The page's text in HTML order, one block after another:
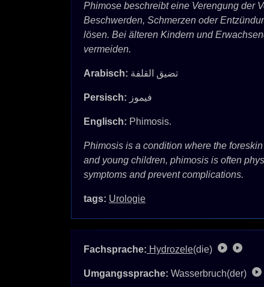
Phimose beschreibt eine Verengung der
Beschwerden, Schmerzen oder
lösen. Bei älteren Kindern und
vermeiden.
Arabisch: تضيق القلفة
Persisch: فیموز
Englisch: Phimosis.
Phimosis is a condition where the
and young children, phimosis is often
symptoms and prevent complications.
tags: Urologie
Fachsprache: Hydrozele(die)
Umgangssprache: Wasserbruch(der)